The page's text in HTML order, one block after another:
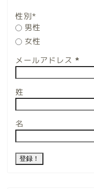
性別*
男性
女性
メールアドレス *
姓
名